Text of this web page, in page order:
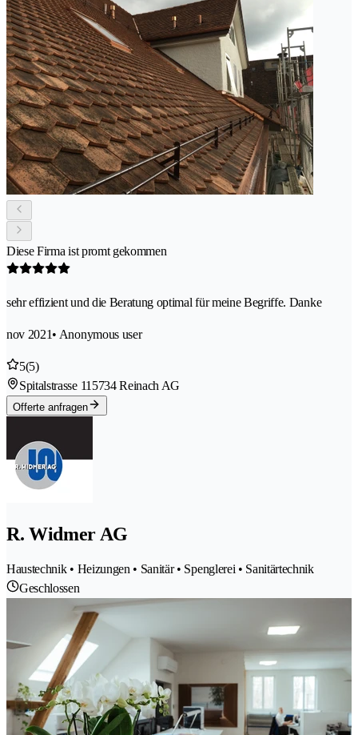
Diese Firma ist promt gekommen
sehr effizient und die Beratung optimal für meine Begriffe. Danke
nov 2021• Anonymous user
5(5)
Spitalstrasse 11 5734 Reinach AG
Offerte anfragen
R. Widmer AG
Haustechnik • Heizungen • Sanitär • Spenglerei • Sanitärtechnik
Geschlossen